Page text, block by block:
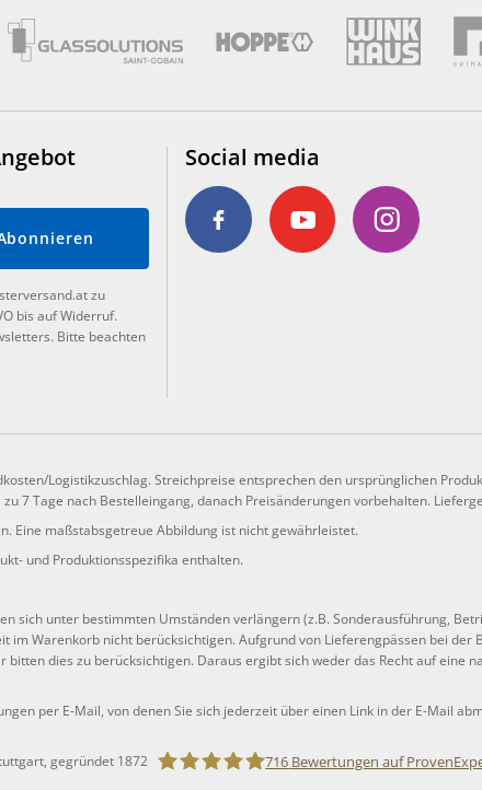
zu
bis auf Widerruf.
Bitte beachten
Social media
Logistikzuschlag. Streichpreise entsprechen den ursprünglichen
7 Tage nach Bestelleingang, danach Preisänderungen vorbehalten.
Eine maßstabsgetreue Abbildung ist nicht gewährleistet.
und Produktionsspezifika enthalten.
sich unter bestimmten Umständen verlängern (z.B. Sonderausführung,
Warenkorb nicht berücksichtigen. Aufgrund von Lieferengpässen bei der
dies zu berücksichtigen. Daraus ergibt sich weder das Recht auf eine
per E-Mail, von denen Sie sich jederzeit über einen Link in der E-Mail
gegründet 1872 716 Bewertungen auf